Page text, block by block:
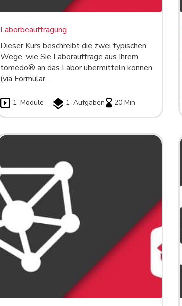
Laborbeauftragung
Dieser Kurs beschreibt die zwei typischen
Wege, wie Sie Laboraufträge aus Ihrem
tomedo® an das Labor übermitteln können
(via Formular…
1 Module 1 Aufgaben 20 Min